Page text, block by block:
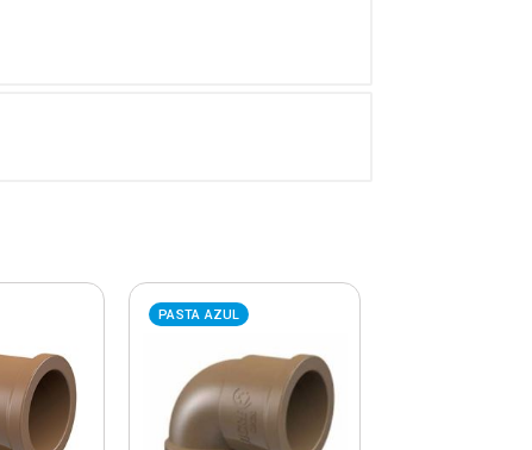
PASTA AZUL